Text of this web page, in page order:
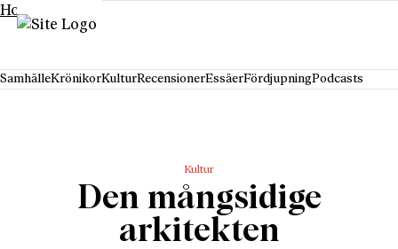
Hoppa till innehåll
SamhälleKrönikorKulturRecensionerEssäerFördjupningPodcasts
Kultur
Den mångsidige
arkitekten